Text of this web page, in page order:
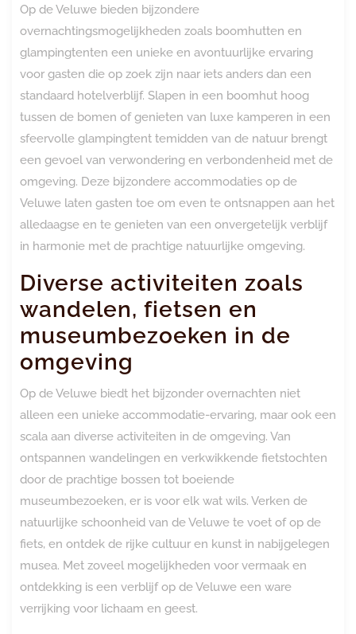
Op de Veluwe bieden bijzondere
overnachtingsmogelijkheden zoals boomhutten en
glampingtenten een unieke en avontuurlijke ervaring
voor gasten die op zoek zijn naar iets anders dan een
standaard hotelverblijf. Slapen in een boomhut hoog
tussen de bomen of genieten van luxe kamperen in een
sfeervolle glampingtent temidden van de natuur brengt
een gevoel van verwondering en verbondenheid met de
omgeving. Deze bijzondere accommodaties op de
Veluwe laten gasten toe om even te ontsnappen aan het
alledaagse en te genieten van een onvergetelijk verblijf
in harmonie met de prachtige natuurlijke omgeving.
Diverse activiteiten zoals
wandelen, fietsen en
museumbezoeken in de
omgeving
Op de Veluwe biedt het bijzonder overnachten niet
alleen een unieke accommodatie-ervaring, maar ook een
scala aan diverse activiteiten in de omgeving. Van
ontspannen wandelingen en verkwikkende fietstochten
door de prachtige bossen tot boeiende
museumbezoeken, er is voor elk wat wils. Verken de
natuurlijke schoonheid van de Veluwe te voet of op de
fiets, en ontdek de rijke cultuur en kunst in nabijgelegen
musea. Met zoveel mogelijkheden voor vermaak en
ontdekking is een verblijf op de Veluwe een ware
verrijking voor lichaam en geest.